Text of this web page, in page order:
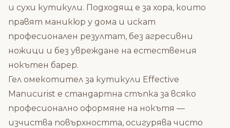
и сухи кутикули. Подходящ е за хора, които
правят маникюр у дома и искат
професионален резултат, без агресивни
ножици и без увреждане на естествения
нокътен барер.
Гел омекотител за кутикули Effective
Manucurist е стандартна стъпка за всяко
професионално оформяне на нокътя —
изчиства повърхността, осигурява чисто